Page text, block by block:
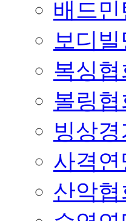
배드민
보디빌
복싱협
볼링협
빙상
사격연
산악협